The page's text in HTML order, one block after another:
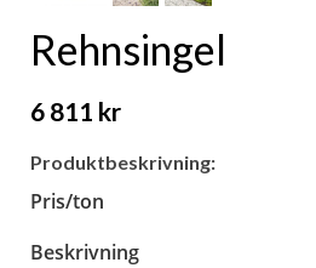
Rehnsingel
6 811 kr
Produktbeskrivning:
Pris/ton
Beskrivning